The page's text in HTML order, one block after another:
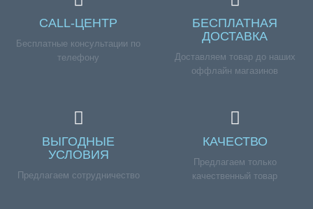
CALL-ЦЕНТР
Бесплатные консультации по
телефону
БЕСПЛАТНАЯ
ДОСТАВКА
Доставляем товар до наших
оффлайн магазинов
ВЫГОДНЫЕ
УСЛОВИЯ
Предлагаем сотрудничество
КАЧЕСТВО
Предлагаем только
качественный товар